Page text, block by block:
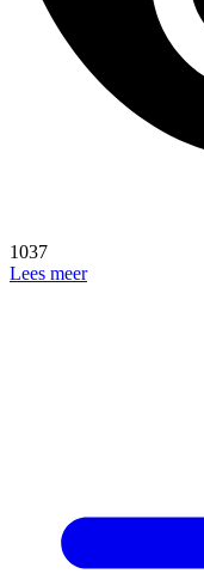
1037
Lees meer